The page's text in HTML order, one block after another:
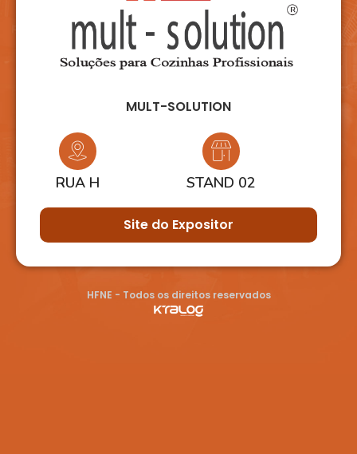
MULT-SOLUTION
RUA H STAND 02
Site do Expositor
HFNE - Todos os direitos reservados